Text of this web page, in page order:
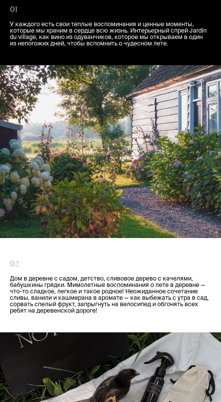
01
У каждого есть свои теплые воспоминания и ценные моменты,
которые мы храним в сердце всю жизнь. Интерьерный спрей Jardin
du village, как вино из одуванчиков, которое мы открываем в один
из непогожих дней, чтобы вспомнить о чудесном лете.
02
Дом в деревне с садом, детство, сливовое дерево с качелями,
бабушкины грядки. Мимолетные воспоминания о лете в деревне —
что-то сладкое, легкое и такое родное! Неожиданное сочетание
сливы, ванили и кашмерана в аромате — как выбежать с утра в сад,
сорвать спелый фрукт, запрыгнуть на велосипед и обгонять всех
ребят на деревенской дороге!